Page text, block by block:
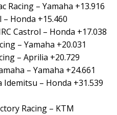
Racing – Yamaha +13.916
– Honda +15.460
Castrol – Honda +17.038
– Yamaha +20.031
– Aprilia +20.729
– Yamaha +24.661
Idemitsu – Honda +31.539
Racing – KTM